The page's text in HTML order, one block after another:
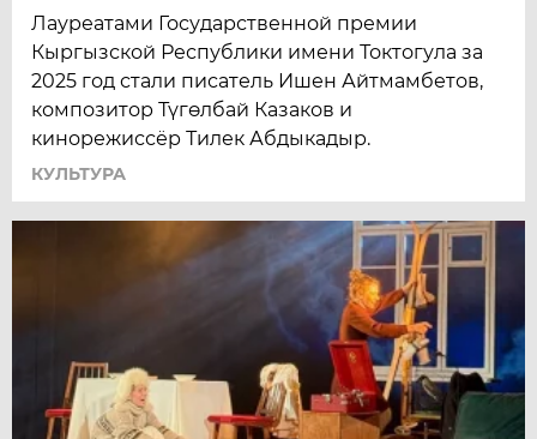
Лауреатами Государственной премии
Кыргызской Республики имени Токтогула за
2025 год стали писатель Ишен Айтмамбетов,
композитор Түгөлбай Казаков и
кинорежиссёр Тилек Абдыкадыр.
КУЛЬТУРА